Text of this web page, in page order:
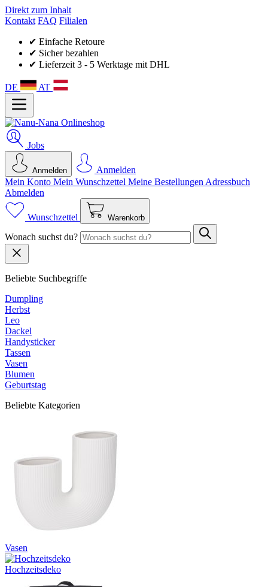
Direkt zum Inhalt
Kontakt FAQ Filialen
✔ Einfache Retoure
✔ Sicher bezahlen
✔ Lieferzeit 3 - 5 Werktage mit DHL
DE AT
Jobs
Anmelden
Anmelden
Mein Konto Mein Wunsch­zettel Meine Bestellungen Adressbuch
Abmelden
Wunschzettel Warenkorb
Wonach suchst du?
Beliebte Suchbegriffe
Dumpling
Herbst
Leo
Dackel
Handysticker
Tassen
Vasen
Blumen
Geburtstag
Beliebte Kategorien
Vasen
Hochzeitsdeko